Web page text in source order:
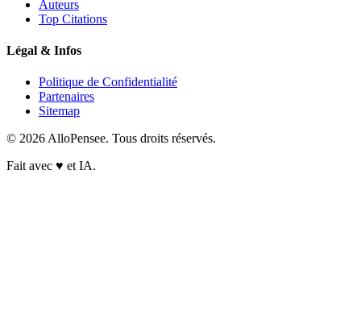
Auteurs
Top Citations
Légal & Infos
Politique de Confidentialité
Partenaires
Sitemap
© 2026 AlloPensee. Tous droits réservés.
Fait avec ♥ et IA.